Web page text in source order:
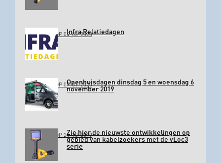
GEPLAATST OP 04-03-2020Infra Relatiedagen
GEPLAATST OP 09-01-2020Openhuisdagen dinsdag 5 en woensdag 6
november 2019
GEPLAATST OP 24-10-2019Zie hier de nieuwste ontwikkelingen op
gebied van kabelzoekers met de vLoc3
serie